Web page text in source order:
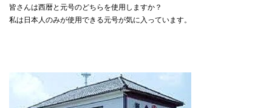
皆さんは西暦と元号のどちらを使用しますか？
私は日本人のみが使用できる元号が気に入っています。